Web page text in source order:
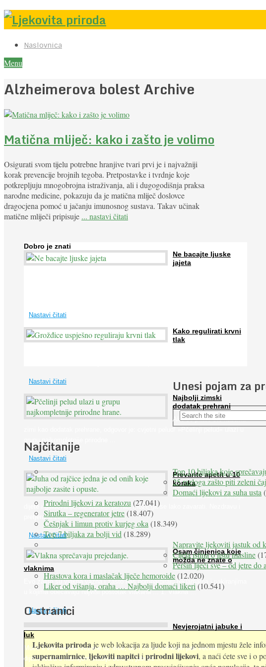
Naslovnica
Menu
Alzheimerova bolest Archive
Matična mliječ: kako i zašto je volimo
Osigurati svom tijelu potrebne hranjive tvari prvi je i najvažniji
korak prevencije brojnih tegoba. Pretpostavke i tvrdnje koje
potkrepljuju mnogobrojna istraživanja, ali i dugogodišnja praksa
narodne medicine, pokazuju da je matična mliječ doslovce
dragocjena pomoć u jačanju imunosnog sustava. Takav učinak
matične mliječi pripisuje ... nastavi čitati
Dobro je znati
Ne bacajte ljuske
jajeta
Nastavi čitati
Kako regulirati krvni
tlak
Nastavi čitati
Najbolji zimski
dodatak prehrani
Ako se pitate što nabaviti
grupu najkompletnije prirodne ...
Nastavi čitati
Prevarite apetit u 10
koraka
Želudac teško trpi stroge
dijete i gladovanje, no srećom po nas može ga se lako zavarati. Nezdravu i
pretjeranu želju ...
Nastavi čitati
Osam činjenica koje
možda ne znate o
vlaknima
Evo zašto su vlakna važna i zašto nas bombardiraju reklamama i pakiranjima
u kojima obećavaju najviši postotak vlakana ... 1. Vlakna ...
Nastavi čitati
Nevjerojatni jabuke i
luk
Muče li vas tegobe vezane uz srce, oči i živce, od kojih pati većina
dijabetičara u kasnijem stadiju bolesti, jabuke ...
Unesi pojam za
Najčitanije
Top 10 biljaka koje
25 razloga zašto piti zeleni čaj
Domaći lijekovi za suha usta
Prirodni lijekovi za keratozu (27.041)
Sirutka – regenerator jetre(18.407)
Češnjak i limun protiv kurjeg oka (18.349)
Top 7 biljaka za bolji vid (18.289)
Napravite ljekoviti jastuk od
Cijela istina o listu masline
Peršin liječi sve – od jetre do
Hrastova kora i maslačak liječe hemoroide(12.020)
Liker od višanja, oraha … Najbolji domaći likeri (10.541)
O stranici
Ljekovita prirodaje web lokacija za ljude koji na jednom mjestu žele
supernamirnice,ljekoviti napitciiprirodni lijekovi, a naći ćete sve i o